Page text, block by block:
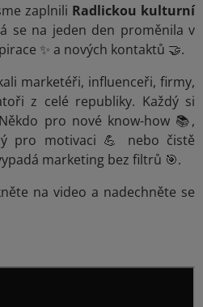
zaplnili Radlickou kulturní
se na jeden den proměnila v
✨ a nových kontaktů 🤝.
marketéři, influenceři, firmy,
z celé republiky. Každý si
pro nové know-how 📚,
pro motivaci 💪 nebo čistě
marketing bez filtrů 🎯.
na video a nadechněte se